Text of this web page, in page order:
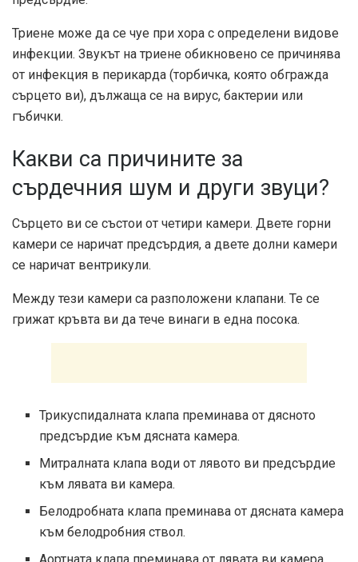
Триене може да се чуе при хора с определени видове
инфекции. Звукът на триене обикновено се причинява
от инфекция в перикарда (торбичка, която обгражда
сърцето ви), дължаща се на вирус, бактерии или
гъбички.
Какви са причините за
сърдечния шум и други звуци?
Сърцето ви се състои от четири камери. Двете горни
камери се наричат ​​предсърдия, а двете долни камери
се наричат ​​вентрикули.
Между тези камери са разположени клапани. Те се
грижат кръвта ви да тече винаги в една посока.
Трикуспидалната клапа преминава от дясното
предсърдие към дясната камера.
Митралната клапа води от лявото ви предсърдие
към лявата ви камера.
Белодробната клапа преминава от дясната камера
към белодробния ствол.